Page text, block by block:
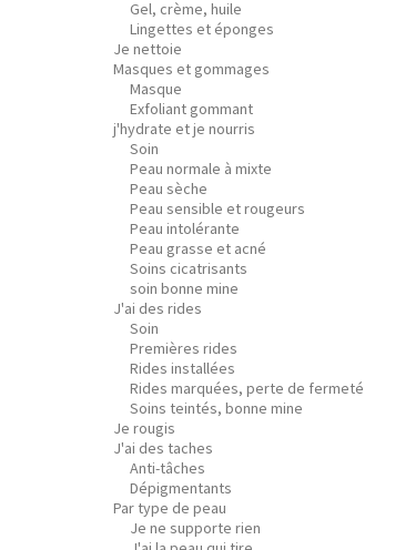
Gel, crème, huile
Lingettes et éponges
Je nettoie
Masques et gommages
Masque
Exfoliant gommant
j'hydrate et je nourris
Soin
Peau normale à mixte
Peau sèche
Peau sensible et rougeurs
Peau intolérante
Peau grasse et acné
Soins cicatrisants
soin bonne mine
J'ai des rides
Soin
Premières rides
Rides installées
Rides marquées, perte de fermeté
Soins teintés, bonne mine
Je rougis
J'ai des taches
Anti-tâches
Dépigmentants
Par type de peau
Je ne supporte rien